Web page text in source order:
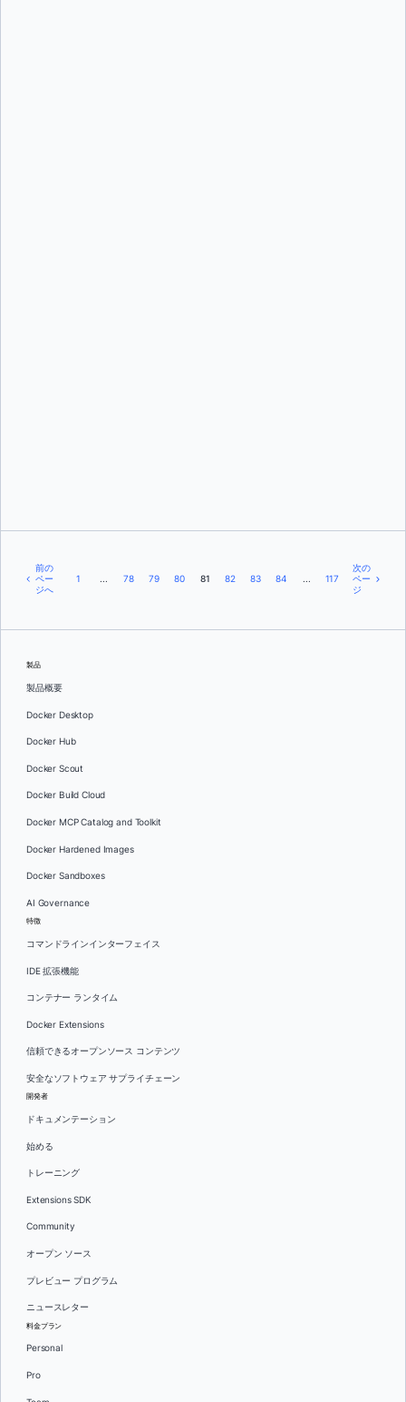
前の
ペー
ジへ
1 ... 78 79 80 81 82 83 84 ... 117
次の
ペー
ジ
製品
製品概要
Docker Desktop
Docker Hub
Docker Scout
Docker Build Cloud
Docker MCP Catalog and Toolkit
Docker Hardened Images
Docker Sandboxes
AI Governance
特徴
コマンドラインインターフェイス
IDE 拡張機能
コンテナー ランタイム
Docker Extensions
信頼できるオープンソース コンテンツ
安全なソフトウェア サプライチェーン
開発者
ドキュメンテーション
始める
トレーニング
Extensions SDK
Community
オープン ソース
プレビュー プログラム
ニュースレター
料金プラン
Personal
Pro